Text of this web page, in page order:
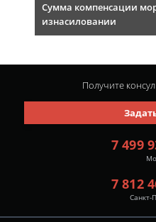
Сумма компенсации
изнасиловании
7 499
7 812
Санкт-
Получите